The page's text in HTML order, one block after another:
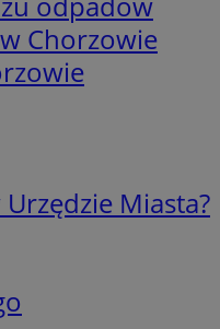
Chorzowie
Urzędzie Miasta?